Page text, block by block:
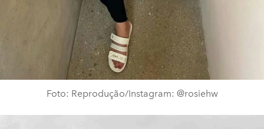
Foto: Reprodução/Instagram: @rosiehw